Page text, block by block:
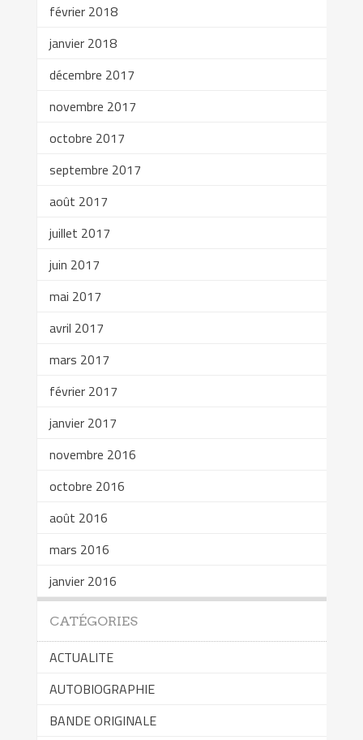
février 2018
janvier 2018
décembre 2017
novembre 2017
octobre 2017
septembre 2017
août 2017
juillet 2017
juin 2017
mai 2017
avril 2017
mars 2017
février 2017
janvier 2017
novembre 2016
octobre 2016
août 2016
mars 2016
janvier 2016
CATÉGORIES
ACTUALITE
AUTOBIOGRAPHIE
BANDE ORIGINALE